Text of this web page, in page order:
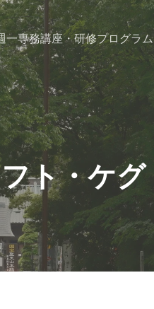
一専務講座・研修プログラム
ト・ケグ